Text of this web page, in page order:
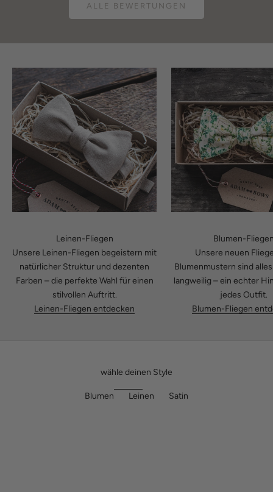
ALLE BEWERTUNGEN
Leinen-Fliegen
Unsere Leinen-Fliegen begeistern mit
natürlicher Struktur und dezenten
Farben – die perfekte Wahl für einen
stilvollen Auftritt.
Leinen-Fliegen entdecken
Blumen-
Unsere neuen
Blumenmustern sind
langweilig – ein echter
jedes Outfit.
Blumen-Fliegen
wähle deinen Style
Blumen Leinen Satin